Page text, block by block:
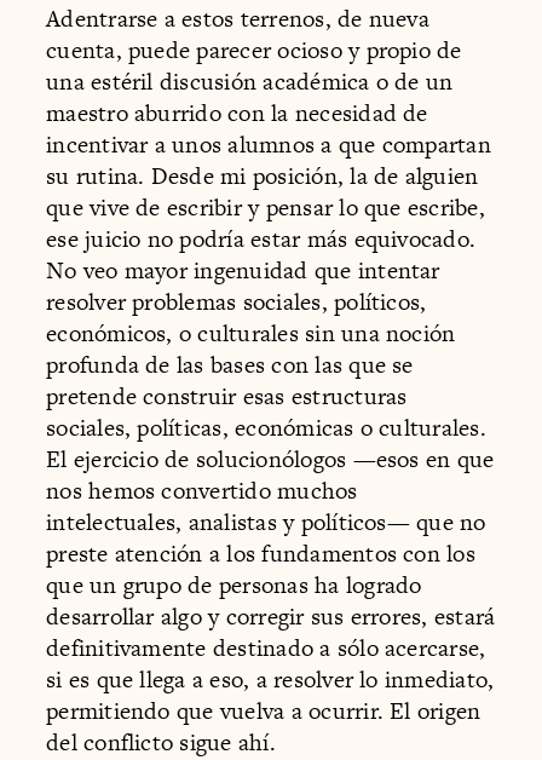
Adentrarse a estos terrenos, de nueva
cuenta, puede parecer ocioso y propio de
una estéril discusión académica o de un
maestro aburrido con la necesidad de
incentivar a unos alumnos a que compartan
su rutina. Desde mi posición, la de alguien
que vive de escribir y pensar lo que escribe,
ese juicio no podría estar más equivocado.
No veo mayor ingenuidad que intentar
resolver problemas sociales, políticos,
económicos, o culturales sin una noción
profunda de las bases con las que se
pretende construir esas estructuras
sociales, políticas, económicas o culturales.
El ejercicio de solucionólogos —esos en que
nos hemos convertido muchos
intelectuales, analistas y políticos— que no
preste atención a los fundamentos con los
que un grupo de personas ha logrado
desarrollar algo y corregir sus errores, estará
definitivamente destinado a sólo acercarse,
si es que llega a eso, a resolver lo inmediato,
permitiendo que vuelva a ocurrir. El origen
del conflicto sigue ahí.